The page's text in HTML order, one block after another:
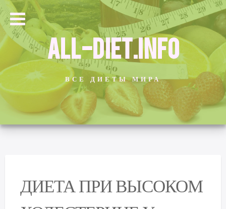
ALL-DIET.INFO
ВСЕ ДИЕТЫ МИРА
ДИЕТА ПРИ ВЫСОКОМ